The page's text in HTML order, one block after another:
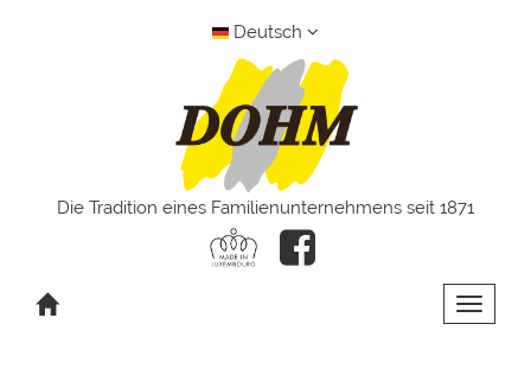
Deutsch
Die Tradition eines Familienunternehmens seit 1871
Toggle